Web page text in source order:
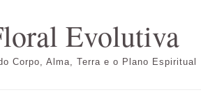
Evolutiva
Corpo, Alma, Terra e o Plano Espiritual